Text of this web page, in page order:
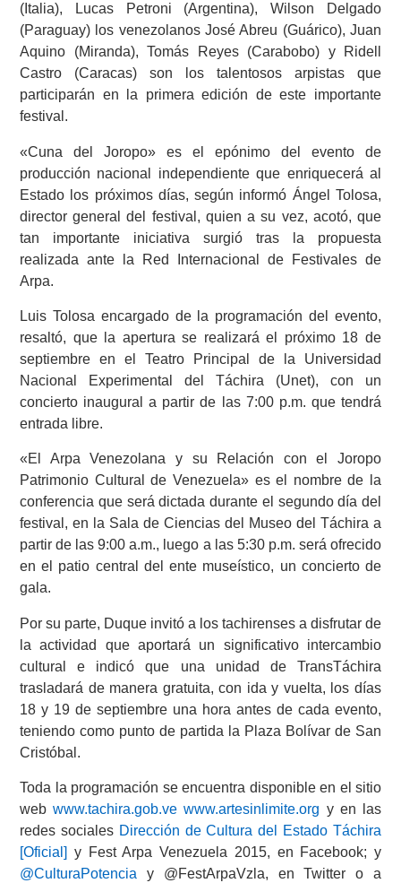
(Italia), Lucas Petroni (Argentina), Wilson Delgado
(Paraguay) los venezolanos José Abreu (Guárico), Juan
Aquino (Miranda), Tomás Reyes (Carabobo) y Ridell
Castro (Caracas) son los talentosos arpistas que
participarán en la primera edición de este importante
festival.
«Cuna del Joropo» es el epónimo del evento de
producción nacional independiente que enriquecerá al
Estado los próximos días, según informó Ángel Tolosa,
director general del festival, quien a su vez, acotó, que
tan importante iniciativa surgió tras la propuesta
realizada ante la Red Internacional de Festivales de
Arpa.
Luis Tolosa encargado de la programación del evento,
resaltó, que la apertura se realizará el próximo 18 de
septiembre en el Teatro Principal de la Universidad
Nacional Experimental del Táchira (Unet), con un
concierto inaugural a partir de las 7:00 p.m. que tendrá
entrada libre.
«El Arpa Venezolana y su Relación con el Joropo
Patrimonio Cultural de Venezuela» es el nombre de la
conferencia que será dictada durante el segundo día del
festival, en la Sala de Ciencias del Museo del Táchira a
partir de las 9:00 a.m., luego a las 5:30 p.m. será ofrecido
en el patio central del ente museístico, un concierto de
gala.
Por su parte, Duque invitó a los tachirenses a disfrutar de
la actividad que aportará un significativo intercambio
cultural e indicó que una unidad de TransTáchira
trasladará de manera gratuita, con ida y vuelta, los días
18 y 19 de septiembre una hora antes de cada evento,
teniendo como punto de partida la Plaza Bolívar de San
Cristóbal.
Toda la programación se encuentra disponible en el sitio
webwww.tachira.gob.ve www.artesinlimite.org y en las
redes sociales Dirección de Cultura del Estado Táchira
[Oficial] y Fest Arpa Venezuela 2015, en Facebook; y
@CulturaPotencia y @FestArpaVzla, en Twitter o a